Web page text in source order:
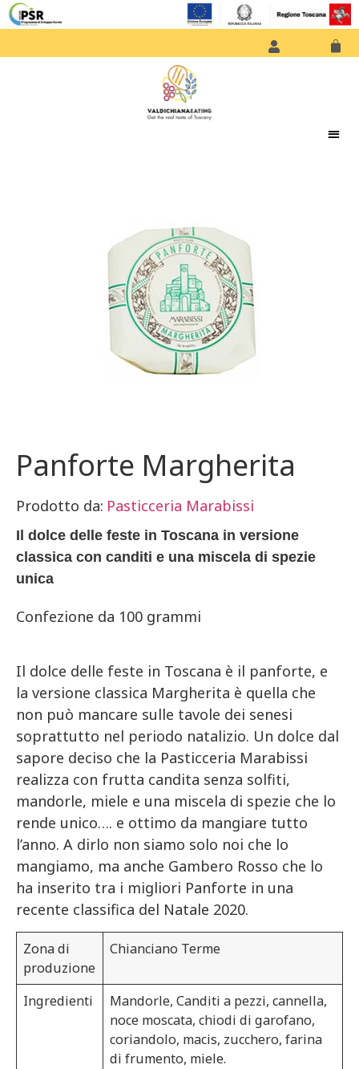
Panforte Margherita
Prodotto da: Pasticceria Marabissi
Il dolce delle feste in Toscana in versione
classica con canditi e una miscela di spezie
unica
Confezione da 100 grammi
Il dolce delle feste in Toscana è il panforte, e
la versione classica Margherita è quella che
non può mancare sulle tavole dei senesi
soprattutto nel periodo natalizio. Un dolce dal
sapore deciso che la Pasticceria Marabissi
realizza con frutta candita senza solfiti,
mandorle, miele e una miscela di spezie che lo
rende unico…. e ottimo da mangiare tutto
l’anno. A dirlo non siamo solo noi che lo
mangiamo, ma anche Gambero Rosso che lo
ha inserito tra i migliori Panforte in una
recente classifica del Natale 2020.
Zona di
produzione
Chianciano Terme
Ingredienti
Mandorle, Canditi a pezzi, cannella,
noce moscata, chiodi di garofano,
coriandolo, macis, zucchero, farina
di frumento, miele.